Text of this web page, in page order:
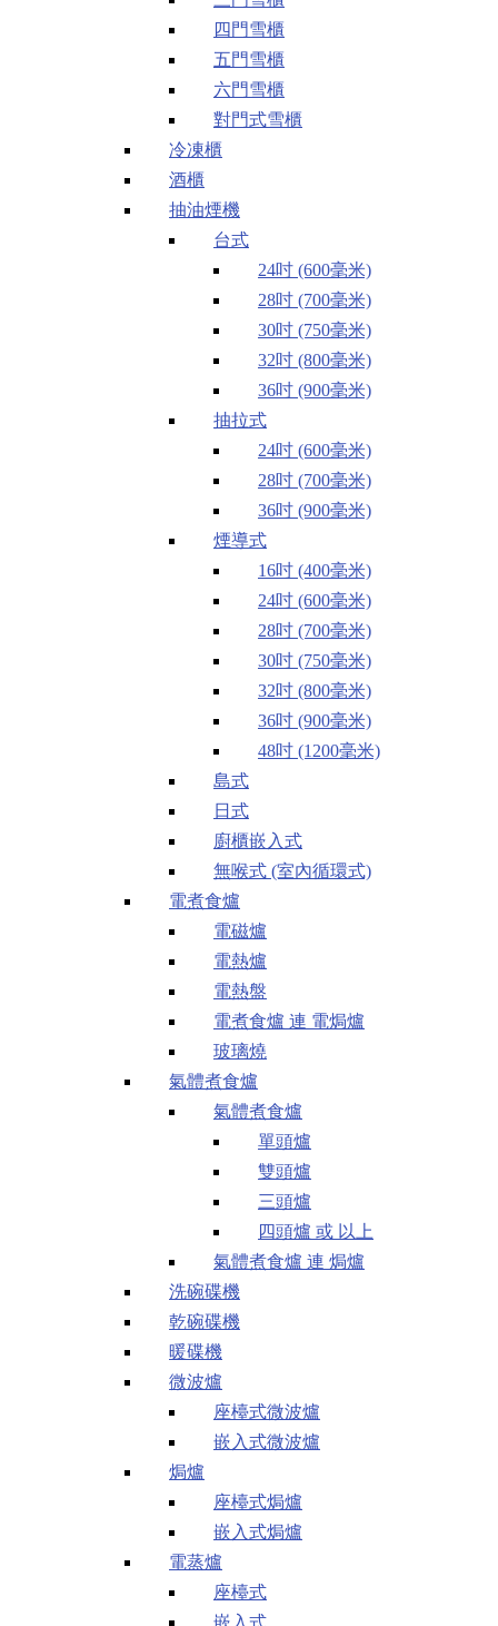
四門雪櫃
五門雪櫃
六門雪櫃
對門式雪櫃
冷凍櫃
酒櫃
抽油煙機
台式
24吋 (600毫米)
28吋 (700毫米)
30吋 (750毫米)
32吋 (800毫米)
36吋 (900毫米)
抽拉式
24吋 (600毫米)
28吋 (700毫米)
36吋 (900毫米)
煙導式
16吋 (400毫米)
24吋 (600毫米)
28吋 (700毫米)
30吋 (750毫米)
32吋 (800毫米)
36吋 (900毫米)
48吋 (1200毫米)
島式
日式
廚櫃嵌入式
無喉式 (室內循環式)
電煮食爐
電磁爐
電熱爐
電熱盤
電煮食爐 連 電焗爐
玻璃燒
氣體煮食爐
氣體煮食爐
單頭爐
雙頭爐
三頭爐
四頭爐 或 以上
氣體煮食爐 連 焗爐
洗碗碟機
乾碗碟機
暖碟機
微波爐
座檯式微波爐
嵌入式微波爐
焗爐
座檯式焗爐
嵌入式焗爐
電蒸爐
座檯式
嵌入式